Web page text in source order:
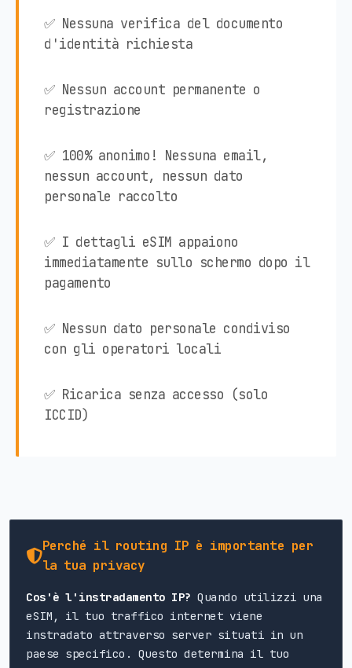
✅ Nessuna verifica del documento
d'identità richiesta
✅ Nessun account permanente o
registrazione
✅ 100% anonimo! Nessuna email,
nessun account, nessun dato
personale raccolto
✅ I dettagli eSIM appaiono
immediatamente sullo schermo dopo il
pagamento
✅ Nessun dato personale condiviso
con gli operatori locali
✅ Ricarica senza accesso (solo
ICCID)
Perché il routing IP è importante per
la tua privacy
Cos'è l'instradamento IP? Quando utilizzi una
eSIM, il tuo traffico internet viene
instradato attraverso server situati in un
paese specifico. Questo determina il tuo